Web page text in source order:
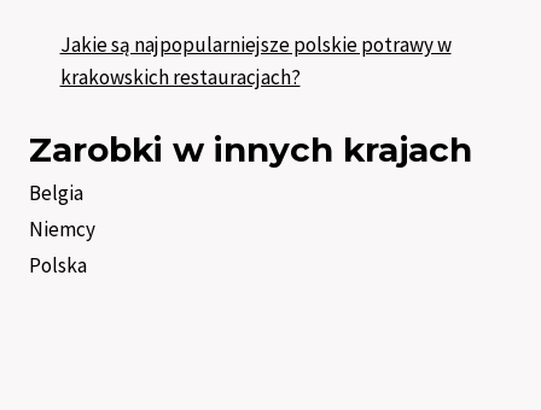
Jakie są najpopularniejsze polskie potrawy w
krakowskich restauracjach?
Zarobki w innych krajach
Belgia
Niemcy
Polska